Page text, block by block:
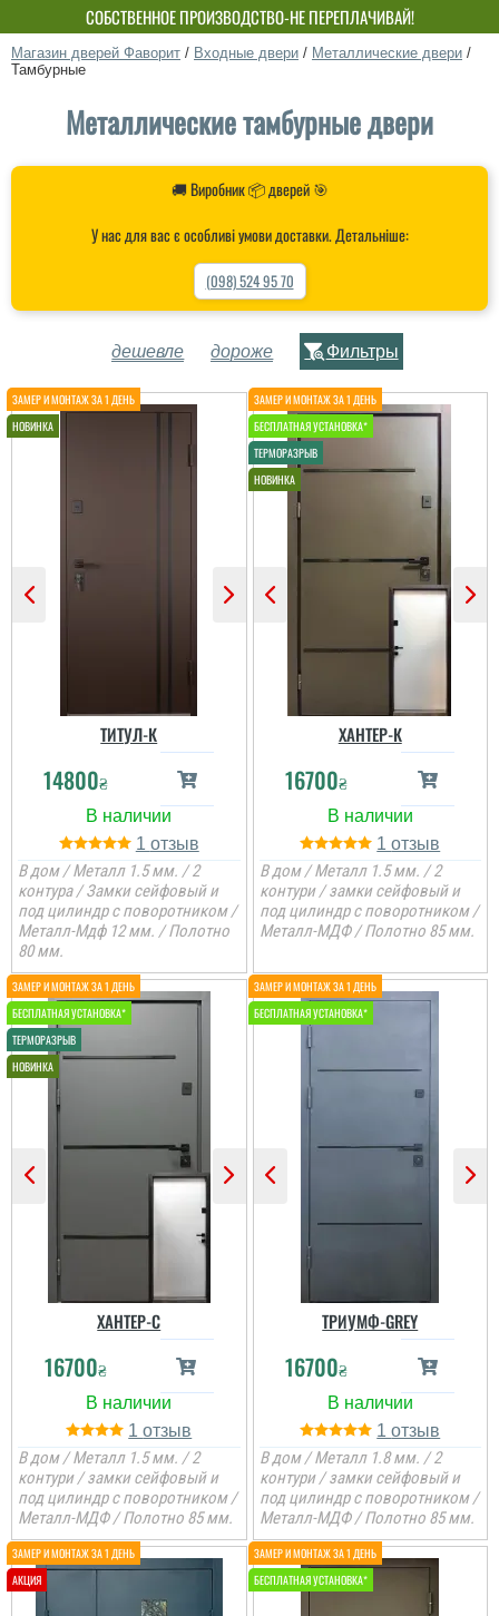
СОБСТВЕННОЕ ПРОИЗВОДСТВО-НЕ ПЕРЕПЛАЧИВАЙ!
Магазин дверей Фаворит / Входные двери / Металлические двери /
Тамбурные
Металлические тамбурные двери
🚚 Виробник 📦 дверей 🎯
У нас для вас є особливі умови доставки. Детальніше:
(098) 524 95 70
дешевле дороже Фильтры
ТИТУЛ-К
14800₴
1
В дом / Металл 1.5 мм. / 2
контура / Замки сейфовый и
под цилиндр с поворотником /
Металл-Мдф 12 мм. / Полотно
80 мм.
ХАНТЕР-К
16700₴
1
В дом / Металл 1.5 мм. / 2
контури / замки сейфовый и
под цилиндр с поворотником /
Металл-МДФ / Полотно 85 мм.
ХАНТЕР-С
16700₴
1
В дом / Металл 1.5 мм. / 2
контури / замки сейфовый и
под цилиндр с поворотником /
Металл-МДФ / Полотно 85 мм.
ТРИУМФ-GREY
16700₴
1
В дом / Металл 1.8 мм. / 2
контури / замки сейфовый и
под цилиндр с поворотником /
Металл-МДФ / Полотно 85 мм.